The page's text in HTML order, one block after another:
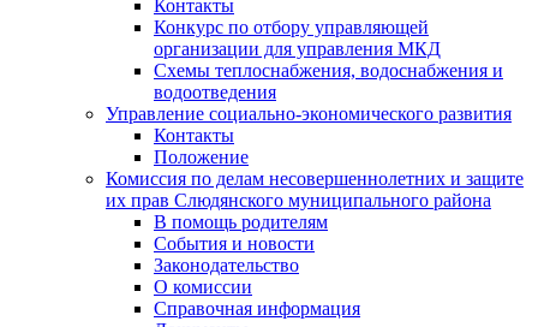
Контакты
Конкурс по отбору управляющей
организации для управления МКД
Схемы теплоснабжения, водоснабжения и
водоотведения
Управление социально-экономического развития
Контакты
Положение
Комиссия по делам несовершеннолетних и защите
их прав Слюдянского муниципального района
В помощь родителям
События и новости
Законодательство
О комиссии
Справочная информация